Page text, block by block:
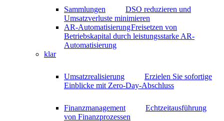
Sammlungen
DSO reduzieren und
Umsatzverluste minimieren
AR-AutomatisierungFreisetzen von
Betriebskapital durch leistungsstarke AR-
Automatisierung
klar
Umsatzrealisierung
Erzielen Sie sofortige
Einblicke mit Zero-Day-Abschluss
Finanzmanagement
Echtzeitausführung
von Finanzprozessen